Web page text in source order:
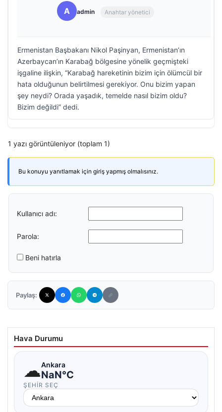
A admin Anahtar yönetici
Ermenistan Başbakanı Nikol Paşinyan, Ermenistan’ın
Azerbaycan’ın Karabağ bölgesine yönelik geçmişteki
işgaline ilişkin, “Karabağ hareketinin bizim için ölümcül bir
hata olduğunun belirtilmesi gerekiyor. Onu bizim yapan
şey neydi? Orada yaşadık, temelde nasıl bizim oldu?
Bizim değildi” dedi.
1 yazı görüntüleniyor (toplam 1)
Bu konuyu yanıtlamak için giriş yapmış olmalısınız.
Kullanıcı adı:
Parola:
Beni hatırla
Paylaş:
Hava Durumu
☁Ankara
NaN°C
ŞEHIR SEÇ